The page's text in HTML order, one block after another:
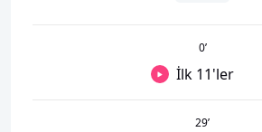
0’
İlk 11'ler
29’